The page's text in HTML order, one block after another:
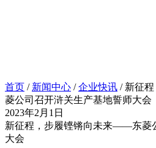
首页 / 新闻中心 /企业快讯 / 新征
菱公司召开浒关生产基地誓师大会
2023年2月1日
新征程，步履铿锵向未来——东菱
大会